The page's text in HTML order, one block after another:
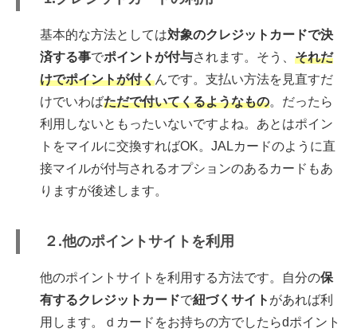
基本的な方法としては対象のクレジットカードで決
済する事でポイントが付与されます。そう、 それだ
けでポイントが付くんです。 支払い方法を見直すだ
けでいわばただで付いてくるようなもの。 だったら
利用しないともったいないですよね。 あとはポイン
トをマイルに交換すればOK。JALカードのように直
接マイルが付与されるオプションのあるカードもあ
りますが後述します。
２.他のポイントサイトを利用
他のポイントサイトを利用する方法です。自分の保
有するクレジットカードで紐づくサイト があれば利
用します。ｄカードをお持ちの方でしたらdポイント